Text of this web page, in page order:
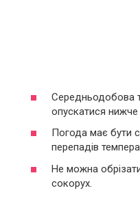
Середньодобова
опускатися нижче
Погода має бути
перепадів
Не можна
сокорух.